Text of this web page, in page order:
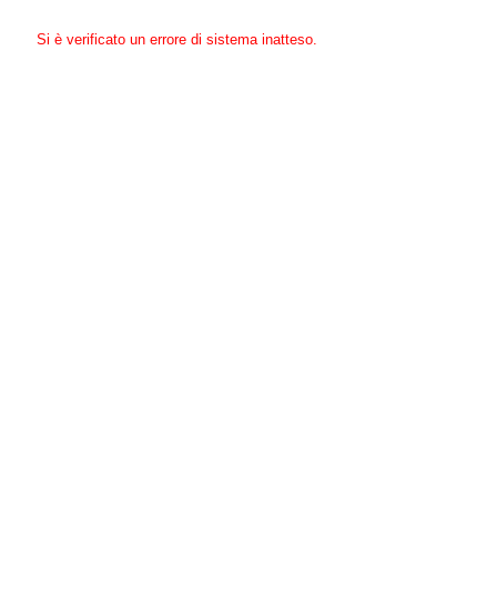
Si è verificato un errore di sistema inatteso.